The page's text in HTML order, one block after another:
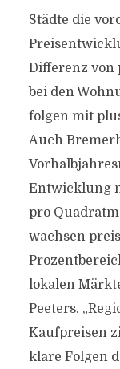
Städte die
Differenz von
bei den
folgen mit
Auch
Entwicklung
pro
wachsen
lokalen
Peeters.
Kaufpreisen
klare Folgen